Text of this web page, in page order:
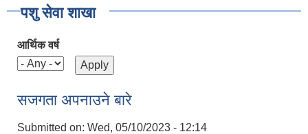
पशु सेवा शाखा
आर्थिक वर्ष
सजगता अपनाउने बारे
Submitted on: Wed, 05/10/2023 - 12:14